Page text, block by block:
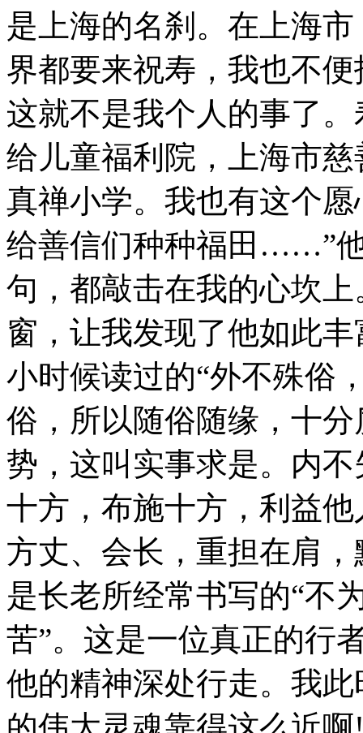
是上海的名刹。在上海
界都要来祝寿，我也不
这就不是我个人的事了
给儿童福利院，上海市
真禅小学。我也有这个
给善信们种种福田……”
句，都敲击在我的心坎
窗，让我发现了他如此
小时候读过的“外不殊俗
俗，所以随俗随缘，十
势，这叫实事求是。内
十方，布施十方，利益
方丈、会长，重担在肩
是长老所经常书写的“不
苦”。这是一位真正的行
他的精神深处行走。我